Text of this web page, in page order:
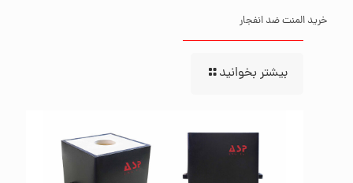
خرید المنت ضد انفجار
بیشتر بخوانید